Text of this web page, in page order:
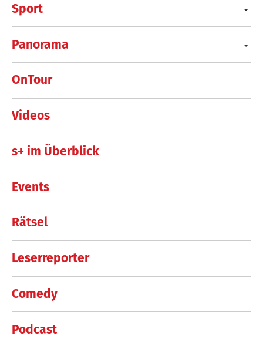
Sport
Panorama
OnTour
Videos
s+ im Überblick
Events
Rätsel
Leserreporter
Comedy
Podcast